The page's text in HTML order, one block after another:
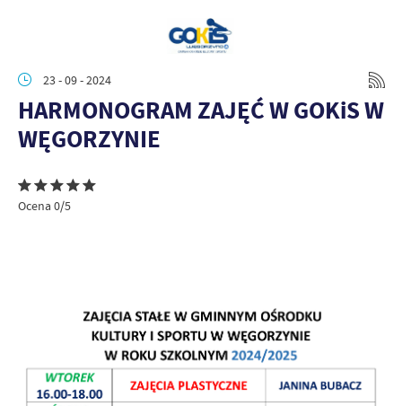
23 - 09 - 2024
HARMONOGRAM ZAJĘĆ W GOKiS W
WĘGORZYNIE
Ocena 0/5